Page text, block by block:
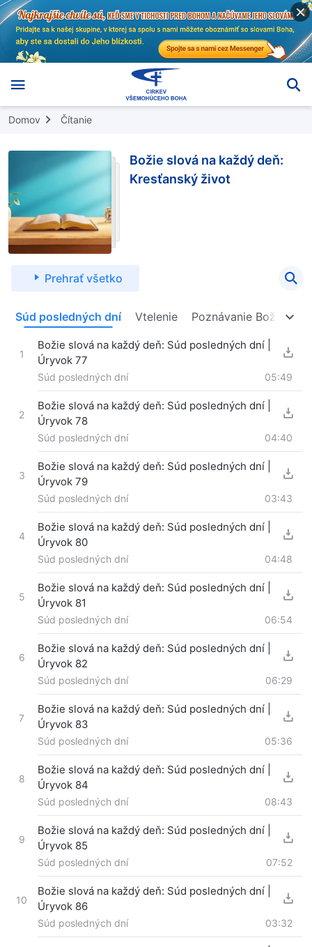
Domov Čítanie
Božie slová na každý deň:
Kresťanský život
Prehrať všetko
Súd posledných dní Vtelenie Poznávanie Božieho
1
Božie slová na každý deň: Súd posledných dní |
Úryvok 77
Súd posledných dní 05:49
2
Božie slová na každý deň: Súd posledných dní |
Úryvok 78
Súd posledných dní 04:40
3
Božie slová na každý deň: Súd posledných dní |
Úryvok 79
Súd posledných dní 03:43
4
Božie slová na každý deň: Súd posledných dní |
Úryvok 80
Súd posledných dní 04:48
5
Božie slová na každý deň: Súd posledných dní |
Úryvok 81
Súd posledných dní 06:54
6
Božie slová na každý deň: Súd posledných dní |
Úryvok 82
Súd posledných dní 06:29
7
Božie slová na každý deň: Súd posledných dní |
Úryvok 83
Súd posledných dní 05:36
8
Božie slová na každý deň: Súd posledných dní |
Úryvok 84
Súd posledných dní 08:43
9
Božie slová na každý deň: Súd posledných dní |
Úryvok 85
Súd posledných dní 07:52
10
Božie slová na každý deň: Súd posledných dní |
Úryvok 86
Súd posledných dní 03:32